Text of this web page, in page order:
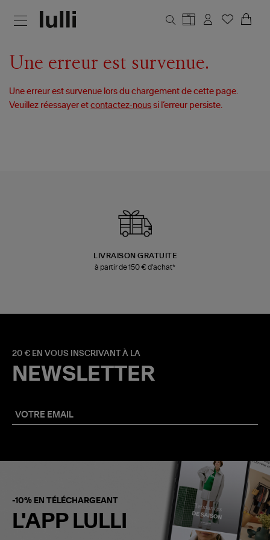
Une erreur est survenue.
Une erreur est survenue lors du chargement de cette page.
Veuillez réessayer etcontactez-nous si l’erreur persiste.
LIVRAISON GRATUITE
à partir de 150 € d'achat*
20 € EN VOUS INSCRIVANT À LA
NEWSLETTER
-10% EN TÉLÉCHARGEANT
L'APP LULLI